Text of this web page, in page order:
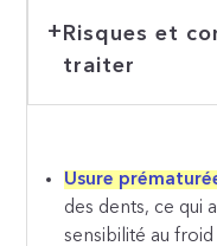
Risques et
traiter
Usure
des dents, ce qui
sensibilité au